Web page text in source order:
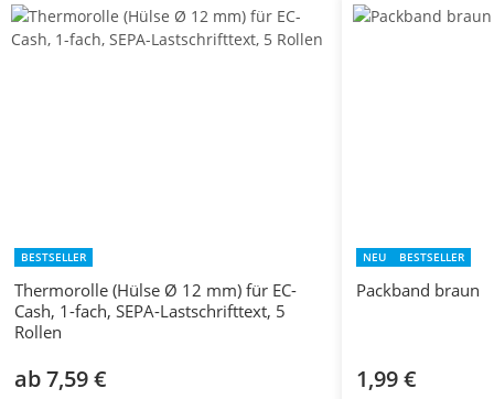
BESTSELLER
Thermorolle (Hülse Ø 12 mm) für EC-
Cash, 1-fach, SEPA-Lastschrifttext, 5
Rollen
ab 7,59 €
NEU BESTSELLER
Packband braun
1,99 €